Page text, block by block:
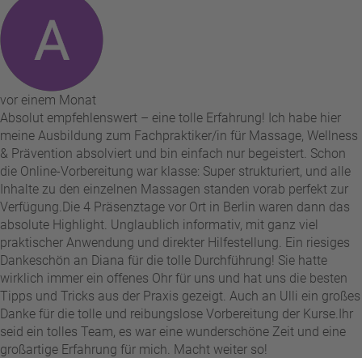
vor einem Monat
Absolut empfehlenswert – eine tolle Erfahrung! Ich habe hier
meine Ausbildung zum Fachpraktiker/in für Massage, Wellness
& Prävention absolviert und bin einfach nur begeistert. Schon
die Online-Vorbereitung war klasse: Super strukturiert, und alle
Inhalte zu den einzelnen Massagen standen vorab perfekt zur
Verfügung. ​Die 4 Präsenztage vor Ort in Berlin waren dann das
absolute Highlight. Unglaublich informativ, mit ganz viel
praktischer Anwendung und direkter Hilfestellung. Ein riesiges
Dankeschön an Diana für die tolle Durchführung! Sie hatte
wirklich immer ein offenes Ohr für uns und hat uns die besten
Tipps und Tricks aus der Praxis gezeigt. Auch an Ulli ein großes
Danke für die tolle und reibungslose Vorbereitung der Kurse. ​Ihr
seid ein tolles Team, es war eine wunderschöne Zeit und eine
großartige Erfahrung für mich. Macht weiter so!